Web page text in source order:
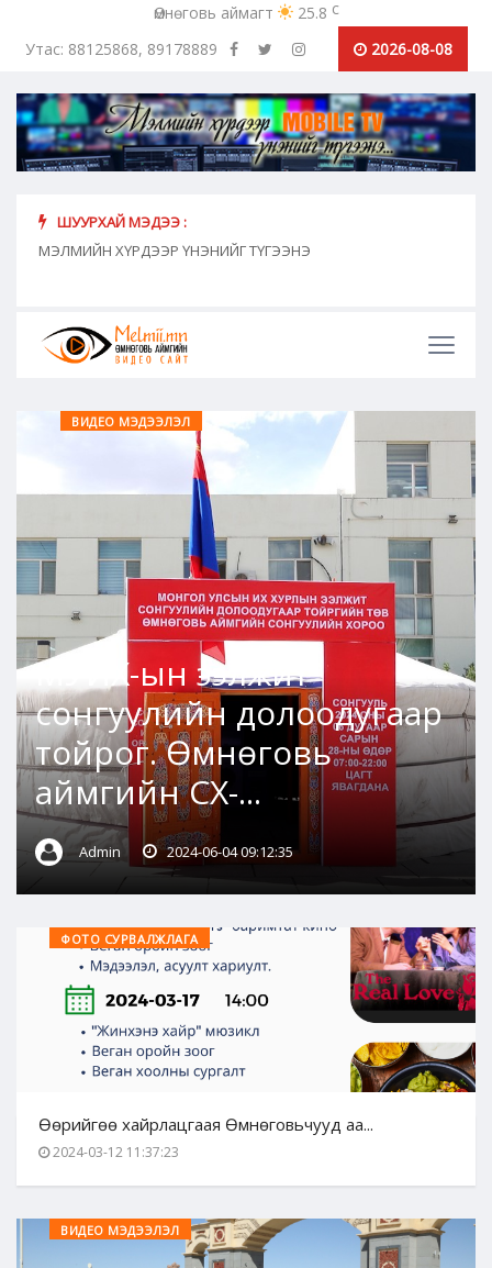
Өмнөговь аймагт 25.8 c
Утас: 88125868, 89178889
2026-08-08
ШУУРХАЙ МЭДЭЭ :
МЭЛМИЙН ХҮРДЭЭР ҮНЭНИЙГ ТҮГЭЭНЭ
ВИДЕО МЭДЭЭЛЭЛ
МУИХ-ын ээлжит
сонгуулийн долоодугаар
тойрог. Өмнөговь
аймгийн СХ-...
Admin 2024-06-04 09:12:35
ФОТО СУРВАЛЖЛАГА
Өөрийгөө хайрлацгаая Өмнөговьчууд аа...
2024-03-12 11:37:23
ВИДЕО МЭДЭЭЛЭЛ